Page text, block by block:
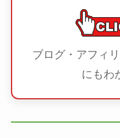
ブログ・アフィ
にもわ